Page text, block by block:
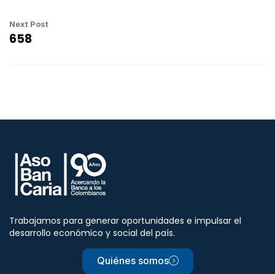
Next Post
658
Trabajamos para generar oportunidades e impulsar el
desarrollo económico y social del país.
Quiénes somos